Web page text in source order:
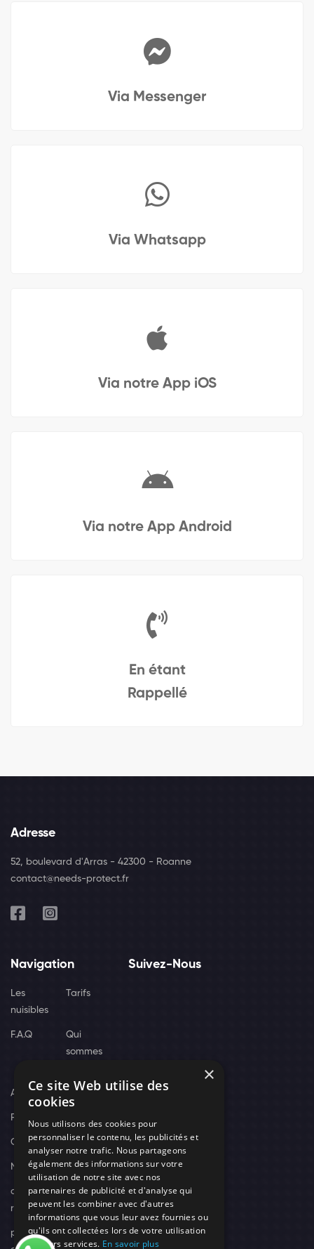
Via Messenger
Via Whatsapp
Via notre App iOS
Via notre App Android
En étant
Rappellé
Adresse
52, boulevard d'Arras - 42300 - Roanne
contact@needs-protect.fr
Navigation
Les
nuisibles
Tarifs
F.A.Q
Qui
sommes
Actus
Recrutement
Contact
Nos techniciens
campagne-
recrutement
politique de
Suivez-Nous
×
Ce site Web utilise des
cookies
Nous utilisons des cookies pour
personnaliser le contenu, les publicités et
analyser notre trafic. Nous partageons
également des informations sur votre
utilisation de notre site avec nos
partenaires de publicité et d'analyse qui
peuvent les combiner avec d'autres
informations que vous leur avez fournies ou
qu'ils ont collectées lors de votre utilisation
de leurs services. En savoir plus